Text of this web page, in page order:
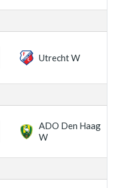
Utrecht W
ADO Den Haag
W